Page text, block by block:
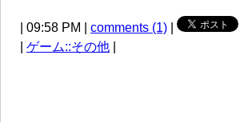
| 09:58 PM | comments (1)
ゲーム::その他